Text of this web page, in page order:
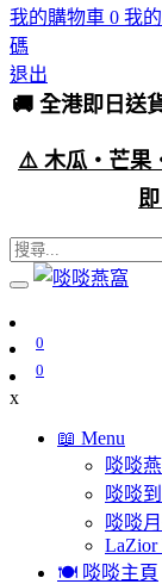
我的購物車 0 我
碼
退出
🚚 全港即日送
⚠️ 木瓜・芒果
0
0
x
📖 Menu
啖啖
啖啖
啖啖
LaZior
🍽️ 啖啖主頁